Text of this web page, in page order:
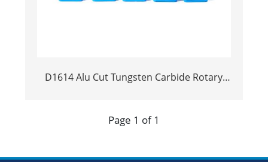
D1614 Alu Cut Tungsten Carbide Rotary
Grooving
Page 1 of 1